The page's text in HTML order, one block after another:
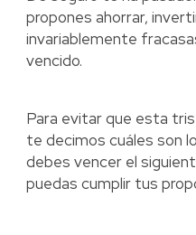
propones ahorrar,
invariablemente
vencido.
Para evitar que esta
te decimos cuáles son
debes vencer el
puedas cumplir tus